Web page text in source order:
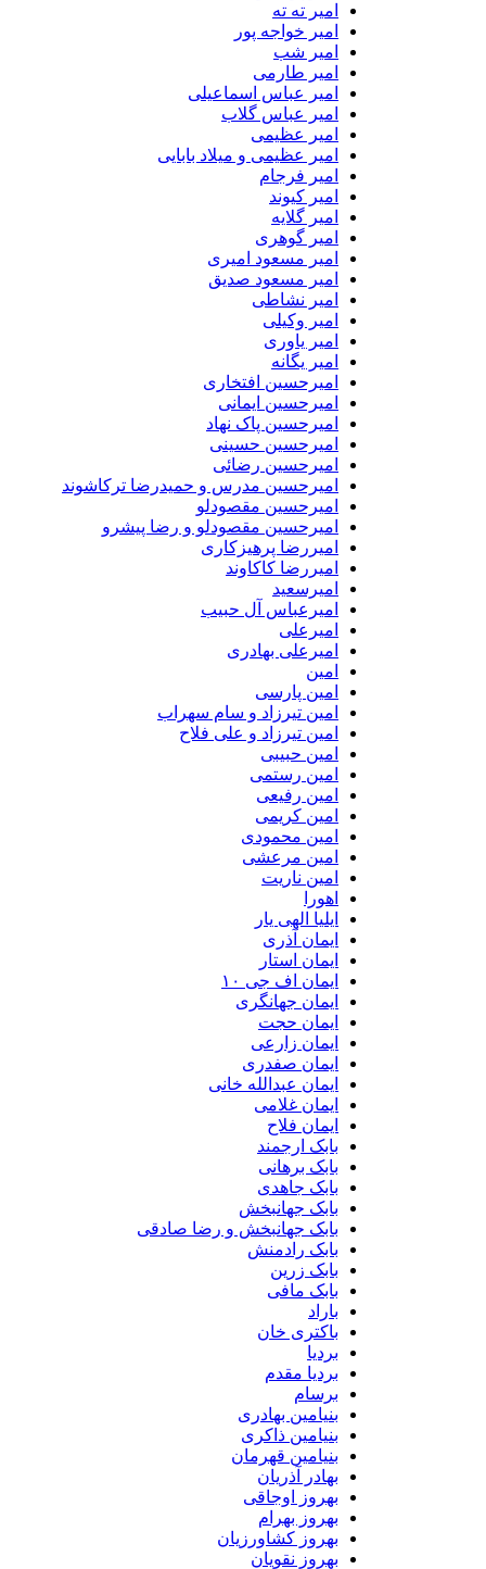
امیر ته ته
امیر خواجه پور
امیر شب
امیر طارمی
امیر عباس اسماعیلی
امیر عباس گلاب
امیر عظیمی
امیر عظیمی و میلاد بابایی
امیر فرجام
امیر کیوند
امیر گلایه
امیر گوهری
امیر مسعود امیری
امیر مسعود صدیق
امیر نشاطی
امیر وکیلی
امیر یاوری
امیر یگانه
امیرحسین افتخاری
امیرحسین ایمانی
امیرحسین پاک نهاد
امیرحسین حسینی
امیرحسین رضائی
امیرحسین مدرس و حمیدرضا ترکاشوند
امیرحسین مقصودلو
امیرحسین مقصودلو و رضا پیشرو
امیررضا پرهیزکاری
امیررضا کاکاوند
امیرسعید
امیرعباس آل حبیب
امیرعلی
امیرعلی بهادری
امین پارسی
امین تیرزاد و سام سهراب
امین تیرزاد و علی فلاح
امین حبیبی
امین رستمی
امین رفیعی
امین کریمی
امین محمودی
امین مرعشی
امین ناریت
ایلیا الهی یار
ایمان آذری
ایمان استار
ایمان اف جی ۱۰
ایمان جهانگری
ایمان حجت
ایمان زارعی
ایمان صفدری
ایمان عبدالله خانی
ایمان غلامی
ایمان فلاح
بابک ارجمند
بابک برهانی
بابک جاهدی
بابک جهانبخش
بابک جهانبخش و رضا صادقی
بابک رادمنش
بابک زرین
بابک مافی
باکتری خان
بردیا مقدم
بنیامین بهادری
بنیامین ذاکری
بنیامین قهرمان
بهادر آذریان
بهروز اوجاقی
بهروز بهرام
بهروز کشاورزیان
بهروز نقویان